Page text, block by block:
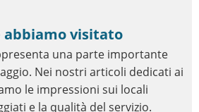
abbiamo visitato
una parte importante
Nei nostri articoli dedicati ai
le impressioni sui locali
e la qualità del servizio.